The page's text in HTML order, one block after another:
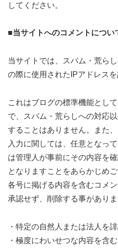
してください。
■当サイトへのコメントについ
当サイトでは、スパム・荒ら
の際に使用されたIPアドレスを
これはブログの標準機能とし
で、スパム・荒らしへの対応
することはありません。また
入力に関しては、任意となっ
は管理人が事前にその内容を
となりますことをあらかじめ
各号に掲げる内容を含むコメ
承認せず、削除する事がありま
・特定の自然人または法人を
・極度にわいせつな内容を含